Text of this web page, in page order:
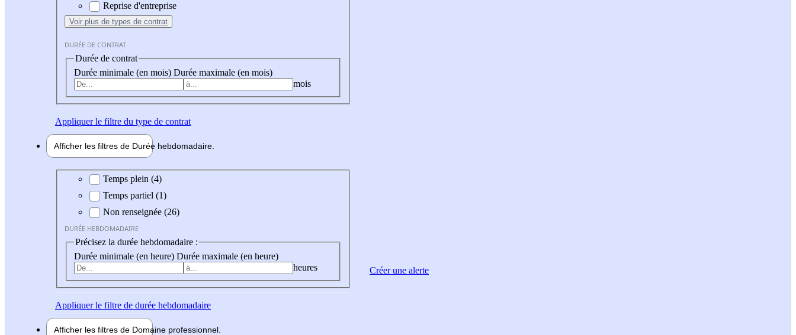
Reprise d'entreprise
Voir plus de types de contrat
DURÉE DE CONTRAT
Durée de contrat
Durée minimale (en mois) Durée maximale (en mois)
mois
Appliquerle filtre du type de contrat
Afficher les filtres de Durée hebdomadaire
Durée hebdomadaire
Temps plein (4)
Temps partiel (1)
Non renseignée (26)
DURÉE HEBDOMADAIRE
Précisez la durée hebdomadaire :
Durée minimale (en heure) Durée maximale (en heure)
heures
Appliquerle filtre de durée hebdomadaire
Afficher les filtres de Domaine professionnel
Créer une alerte